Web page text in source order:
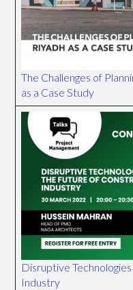
The Challenges of
as a Case Study
Disruptive
Industry